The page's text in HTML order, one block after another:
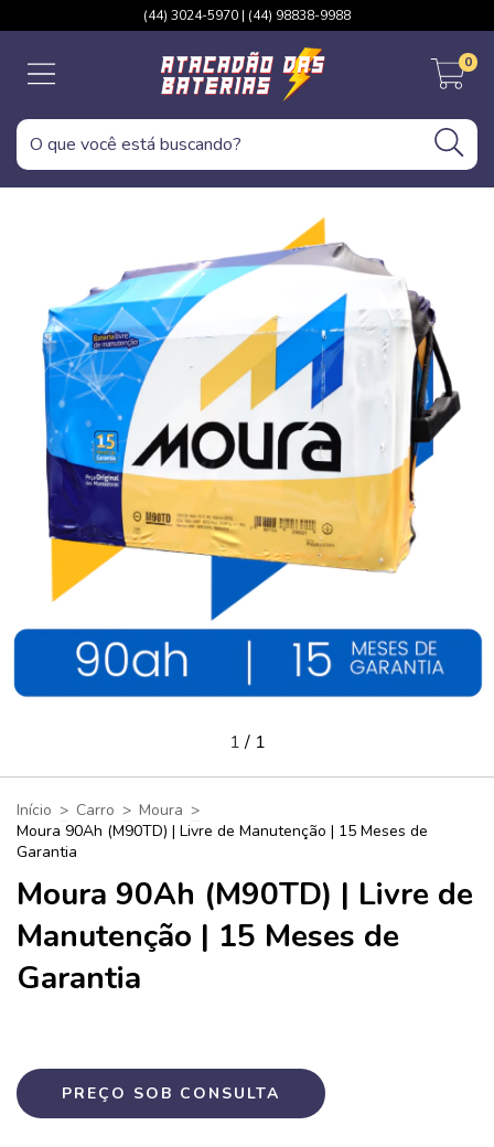
(44) 3024-5970 | (44) 98838-9988
0
1/ 1
Início > Carro > Moura >
Moura 90Ah (M90TD) | Livre de Manutenção | 15 Meses de
Garantia
Moura 90Ah (M90TD) | Livre de
Manutenção | 15 Meses de
Garantia